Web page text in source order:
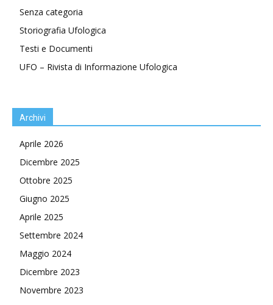
Senza categoria
Storiografia Ufologica
Testi e Documenti
UFO – Rivista di Informazione Ufologica
Archivi
Aprile 2026
Dicembre 2025
Ottobre 2025
Giugno 2025
Aprile 2025
Settembre 2024
Maggio 2024
Dicembre 2023
Novembre 2023